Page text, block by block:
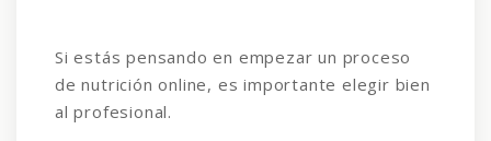
Si estás pensando en empezar un proceso
de nutrición online, es importante elegir bien
al profesional.